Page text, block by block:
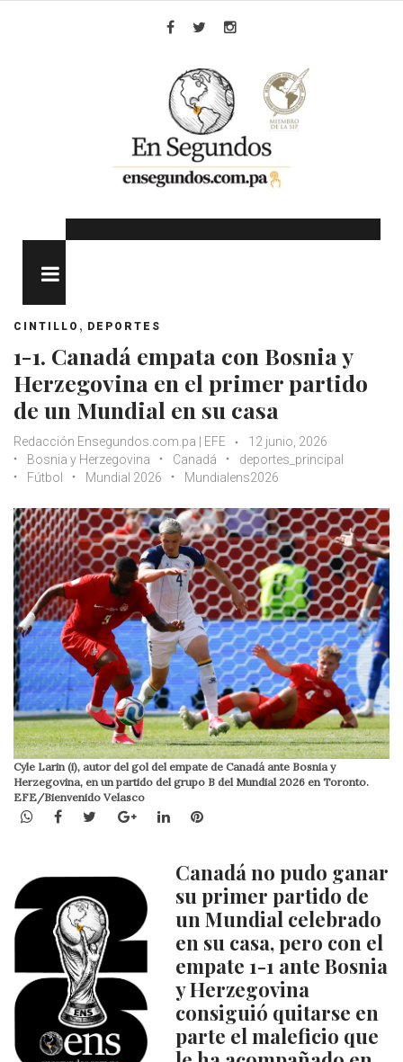
CINTILLO , DEPORTES
1-1. Canadá empata con Bosnia y
Herzegovina en el primer partido
de un Mundial en su casa
Redacción Ensegundos.com.pa | EFE
12 junio, 2026
Bosnia y Herzegovina
Canadá
deportes_principal
Fútbol
Mundial 2026 Mundialens2026
Cyle Larin (i), autor del gol del empate de Canadá ante Bosnia y
Herzegovina, en un partido del grupo B del Mundial 2026 en Toronto.
EFE/Bienvenido Velasco
WhatsApp
Facebook
TwitterGoogle+LinkedInPinterest
Canadá no pudo ganar
su primer partido de
un Mundial celebrado
en su casa, pero con el
empate 1-1 ante Bosnia
y Herzegovina
consiguió quitarse en
parte el maleficio que